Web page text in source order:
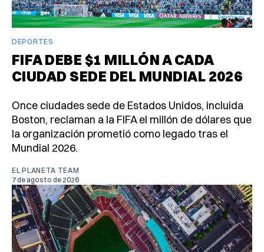
DEPORTES
FIFA DEBE $1 MILLÓN A CADA
CIUDAD SEDE DEL MUNDIAL 2026
Once ciudades sede de Estados Unidos, incluida
Boston, reclaman a la FIFA el millón de dólares que
la organización prometió como legado tras el
Mundial 2026.
EL PLANETA TEAM
7 de agosto de 2026